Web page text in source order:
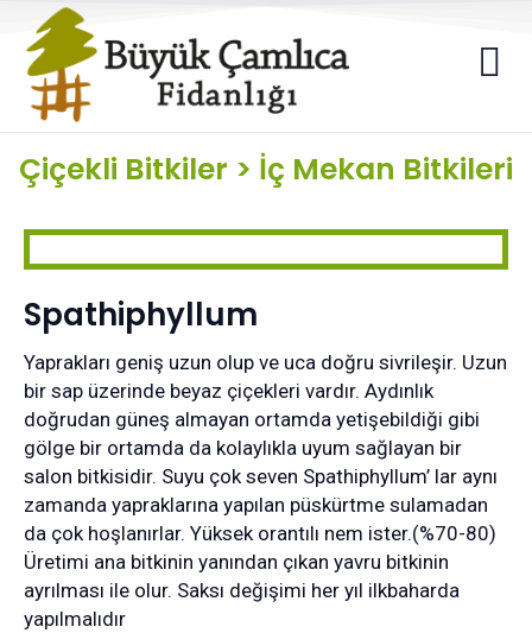
Çiçekli Bitkiler > İç Mekan Bitkileri
Spathiphyllum
Yaprakları geniş uzun olup ve uca doğru sivrileşir. Uzun
bir sap üzerinde beyaz çiçekleri vardır. Aydınlık
doğrudan güneş almayan ortamda yetişebildiği gibi
gölge bir ortamda da kolaylıkla uyum sağlayan bir
salon bitkisidir. Suyu çok seven Spathiphyllum’ lar aynı
zamanda yapraklarına yapılan püskürtme sulamadan
da çok hoşlanırlar. Yüksek orantılı nem ister.(%70-80)
Üretimi ana bitkinin yanından çıkan yavru bitkinin
ayrılması ile olur. Saksı değişimi her yıl ilkbaharda
yapılmalıdır